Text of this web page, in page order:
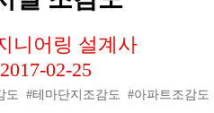
니어링 설계사
02-25
도 #테마단지조감도 #아파트조감도